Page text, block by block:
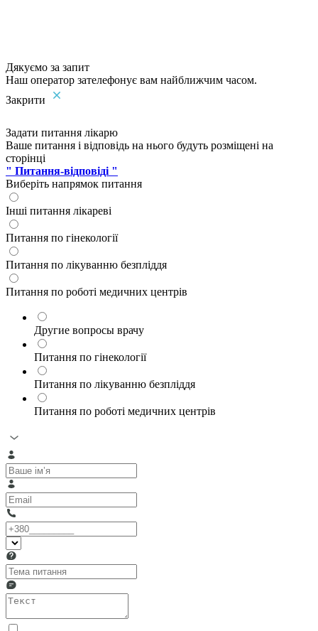
Дякуємо за запит
Наш оператор зателефонує вам найближчим часом.
Закрити
Задати питання лікарю
Ваше питання і відповідь на нього будуть розміщені на
сторінці
" Питання-відповіді "
Виберіть напрямок питання
Інші питання лікареві
Питання по гінекології
Питання по лікуванню безпліддя
Питання по роботі медичних центрів
Другие вопросы врачу
Питання по гінекології
Питання по лікуванню безпліддя
Питання по роботі медичних центрів